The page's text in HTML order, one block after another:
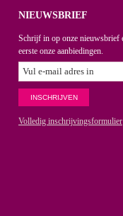
NIEUWSBRIEF
Schrijf in op onze nieuwsbrief
eerste onze aanbiedingen.
Volledig inschrijvingsformulier